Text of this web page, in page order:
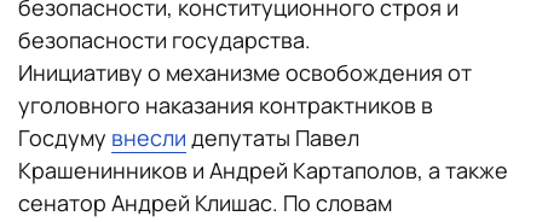
безопасности, конституционного строя и
безопасности государства.
Инициативу о механизме освобождения от
уголовного наказания контрактников в
Госдуму внесли депутаты Павел
Крашенинников и Андрей Картаполов, а также
сенатор Андрей Клишас. По словам